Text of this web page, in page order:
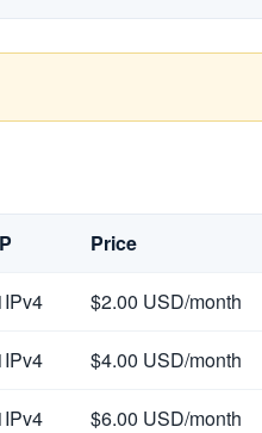
Price
$2.00 USD/month
$4.00 USD/month
$6.00 USD/month